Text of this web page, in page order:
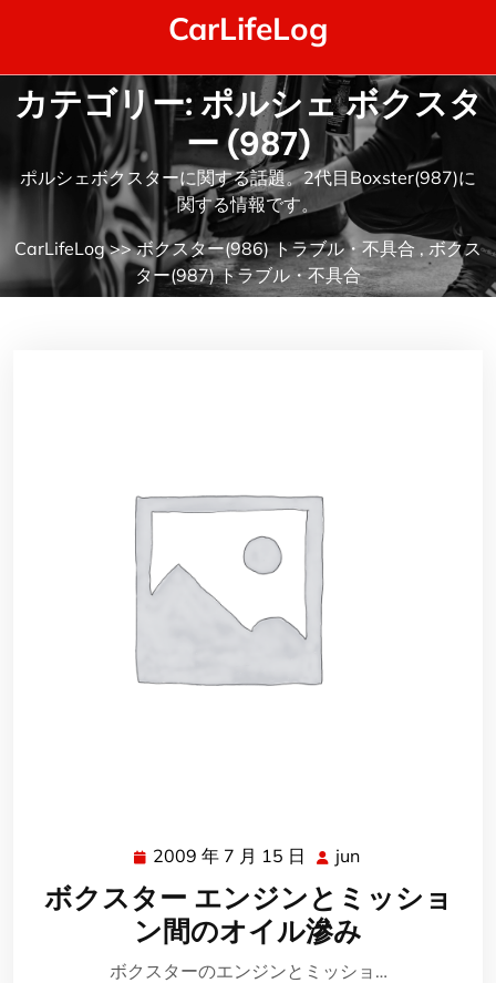
CarLifeLog
カテゴリー: ポルシェ ボクスタ
ー (987)
ポルシェボクスターに関する話題。2代目Boxster(987)に
関する情報です。
CarLifeLog>>ボクスター(986) トラブル・不具合 , ボクス
ター(987) トラブル・不具合
2009 年 7 月 15 日 2009
年
7
月
15
jun
ボクスター エンジンとミッショ
ン間のオイル滲み
ボクスターのエンジンとミッショ…